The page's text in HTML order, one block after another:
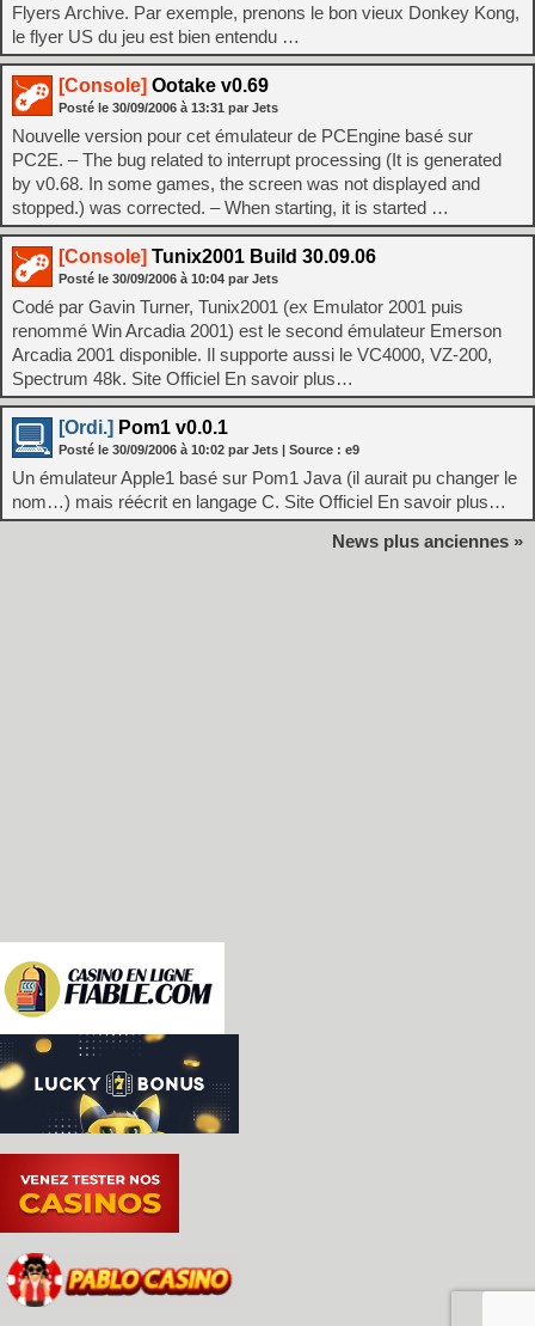
Flyers Archive. Par exemple, prenons le bon vieux Donkey Kong,
le flyer US du jeu est bien entendu …
[Console] Ootake v0.69
Posté le 30/09/2006 à 13:31 par Jets
Nouvelle version pour cet émulateur de PCEngine basé sur
PC2E. – The bug related to interrupt processing (It is generated
by v0.68. In some games, the screen was not displayed and
stopped.) was corrected. – When starting, it is started …
[Console] Tunix2001 Build 30.09.06
Posté le 30/09/2006 à 10:04 par Jets
Codé par Gavin Turner, Tunix2001 (ex Emulator 2001 puis
renommé Win Arcadia 2001) est le second émulateur Emerson
Arcadia 2001 disponible. Il supporte aussi le VC4000, VZ-200,
Spectrum 48k. Site Officiel En savoir plus…
[Ordi.] Pom1 v0.0.1
Posté le 30/09/2006 à 10:02 par Jets | Source : e9
Un émulateur Apple1 basé sur Pom1 Java (il aurait pu changer le
nom…) mais réécrit en langage C. Site Officiel En savoir plus…
News plus anciennes »